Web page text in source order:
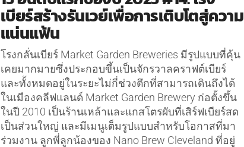
เบียร์สร้างรันเวย์เพื่อการเติบโตสู่ความ
แน่นแฟ้น
โรงกลั่นเบียร์ Market Garden Breweries มีรูปแบบที่คุ้น
เคยมากมายซึ่งประกอบขึ้นเป็นจักรวาลคราฟต์เบียร์
และทั้งหมดอยู่ในระยะไม่กี่ช่วงตึกที่สามารถเดินถึงได้
ในเมืองคลีฟแลนด์ Market Garden Brewery ก่อตั้งขึ้น
ในปี 2010 เป็นร้านเหล้าและแกสโตรผับที่เสิร์ฟเบียร์สด
เป็นส่วนใหญ่ และมีเมนูเต็มรูปแบบสำหรับโอกาสที่มา
ร่วมงาน ลูกพี่ลูกน้องของ Nano Brew Cleveland ที่อยู่